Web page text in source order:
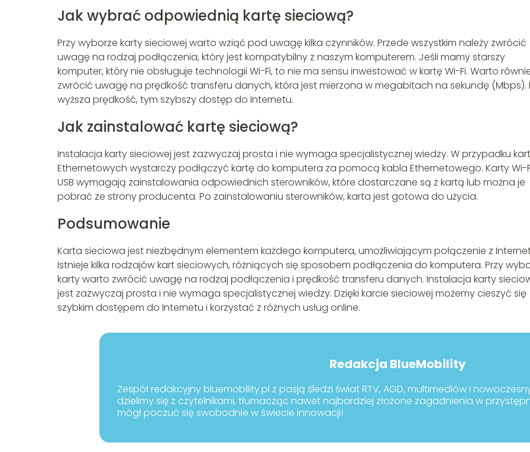
Jak wybrać odpowiednią kartę sieciową?
Przy wyborze karty sieciowej warto wziąć pod uwagę kilka czynników. Przede wszystkim należy zwrócić
uwagę na rodzaj podłączenia, który jest kompatybilny z naszym komputerem. Jeśli mamy starszy
komputer, który nie obsługuje technologii Wi-Fi, to nie ma sensu inwestować w kartę Wi-Fi. Warto
zwrócić uwagę na prędkość transferu danych, która jest mierzona w megabitach na sekundę (Mbps).
wyższa prędkość, tym szybszy dostęp do Internetu.
Jak zainstalować kartę sieciową?
Instalacja karty sieciowej jest zazwyczaj prosta i nie wymaga specjalistycznej wiedzy. W przypadku kart
Ethernetowych wystarczy podłączyć kartę do komputera za pomocą kabla Ethernetowego. Karty Wi-
USB wymagają zainstalowania odpowiednich sterowników, które dostarczane są z kartą lub można je
pobrać ze strony producenta. Po zainstalowaniu sterowników, karta jest gotowa do użycia.
Podsumowanie
Karta sieciowa jest niezbędnym elementem każdego komputera, umożliwiającym połączenie z
Istnieje kilka rodzajów kart sieciowych, różniących się sposobem podłączenia do komputera. Przy
karty warto zwrócić uwagę na rodzaj podłączenia i prędkość transferu danych. Instalacja karty
jest zazwyczaj prosta i nie wymaga specjalistycznej wiedzy. Dzięki karcie sieciowej możemy cieszyć się
szybkim dostępem do Internetu i korzystać z różnych usług online.
Redakcja BlueMobility
Zespół redakcyjny bluemobility.pl z pasją śledzi świat RTV, AGD, multimediów i
dzielimy się z czytelnikami, tłumacząc nawet najbardziej złożone zagadnienia w
mógł poczuć się swobodnie w świecie innowacji!